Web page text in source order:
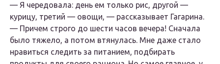
— Я чередовала: день ем только рис, другой —
курицу, третий — овощи, — рассказывает Гагарина.
— Причем строго до шести часов вечера! Сначала
было тяжело, а потом втянулась. Мне даже стало
нравиться следить за питанием, подбирать